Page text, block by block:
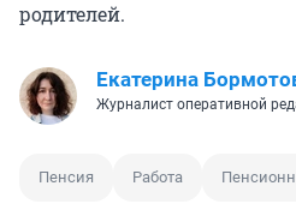
родителей.
Екатерина
Журналист оперативной
Пенсия Работа